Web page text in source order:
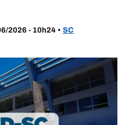
2026 - 10h24 • SC